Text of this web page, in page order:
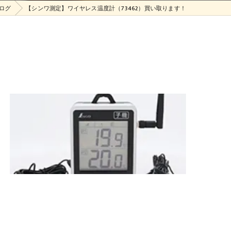
グ 【シンワ測定】ワイヤレス温度計（73462）買い取ります！